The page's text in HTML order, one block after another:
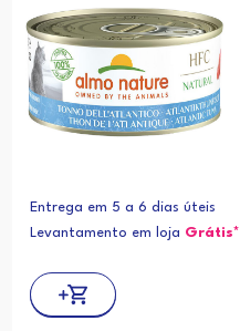
Entrega em 5 a 6 dias úteis
Levantamento em loja Grátis*